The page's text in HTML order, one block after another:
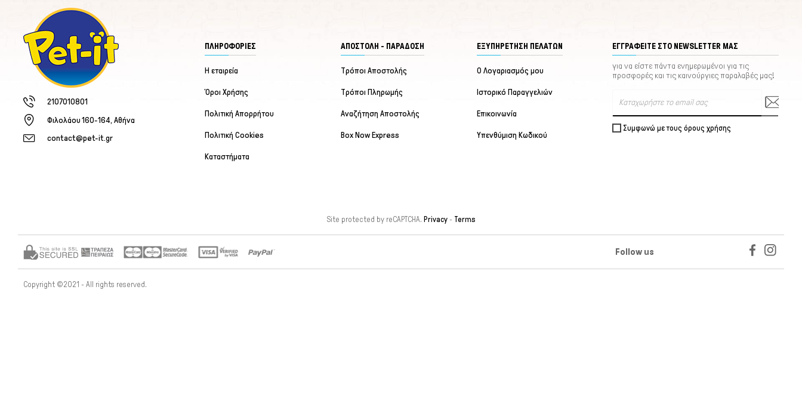
2107010801
Φιλολάου 160-164, Αθήνα
contact@pet-it.gr
ΠΛΗΡΟΦΟΡΙΕΣ
Η εταιρεία
Όροι Χρήσης
Πολιτική Απορρήτου
Πολιτική Cookies
Καταστήματα
ΑΠΟΣΤΟΛΗ - ΠΑΡΑΔΟΣΗ
Τρόποι Αποστολής
Τρόποι Πληρωμής
Αναζήτηση Αποστολής
Box Now Express
ΕΞΥΠΗΡΈΤΗΣΗ ΠΕΛΑΤΏΝ
Ο Λογαριασμός μου
Ιστορικό Παραγγελιών
Επικοινωνία
Υπενθύμιση Κωδικού
ΕΓΓΡΑΦΕΊΤΕ ΣΤΟ NEWSLETTER ΜΑΣ
για να είστε πάντα ενημερωμένοι για τις
προσφορές και τις καινούργιες παραλαβές μας!
Συμφωνώ με τους όρους χρήσης
Site protected by reCAPTCHA. Privacy- Terms
Follow us
Copyright ©2021 - All rights reserved.